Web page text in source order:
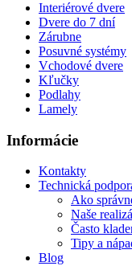
Interiérové dvere
Dvere do 7 dní
Zárubne
Posuvné systémy
Vchodové dvere
Kľučky
Podlahy
Lamely
Informácie
Kontakty
Technická
Ako
Naše
Často
Tipy a
Blog